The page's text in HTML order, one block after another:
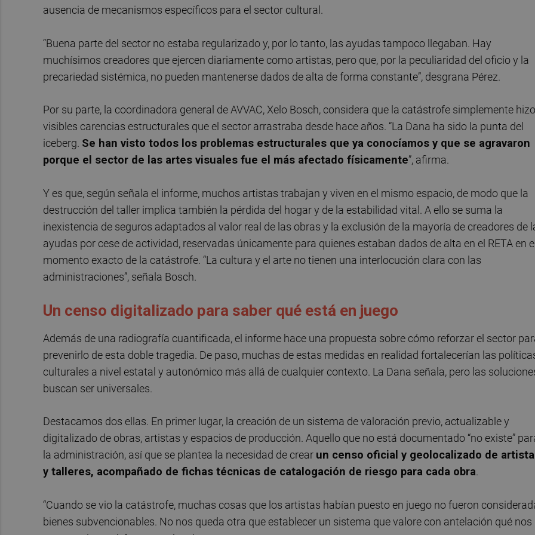
ausencia de mecanismos específicos para el sector cultural.
“Buena parte del sector no estaba regularizado y, por lo tanto, las ayudas tampoco llegaban. Hay
muchísimos creadores que ejercen diariamente como artistas, pero que, por la peculiaridad del oficio y la
precariedad sistémica, no pueden mantenerse dados de alta de forma constante”, desgrana Pérez.
Por su parte, la coordinadora general de AVVAC, Xelo Bosch, considera que la catástrofe simplemente hizo
visibles carencias estructurales que el sector arrastraba desde hace años. “La Dana ha sido la punta del
iceberg. Se han visto todos los problemas estructurales que ya conocíamos y que se agravaron
porque el sector de las artes visuales fue el más afectado físicamente”, afirma.
Y es que, según señala el informe, muchos artistas trabajan y viven en el mismo espacio, de modo que la
destrucción del taller implica también la pérdida del hogar y de la estabilidad vital. A ello se suma la
inexistencia de seguros adaptados al valor real de las obras y la exclusión de la mayoría de creadores de
ayudas por cese de actividad, reservadas únicamente para quienes estaban dados de alta en el RETA en
momento exacto de la catástrofe. “La cultura y el arte no tienen una interlocución clara con las
administraciones”, señala Bosch.
Un censo digitalizado para saber qué está en juego
Además de una radiografía cuantificada, el informe hace una propuesta sobre cómo reforzar el sector
prevenirlo de esta doble tragedia. De paso, muchas de estas medidas en realidad fortalecerían las
culturales a nivel estatal y autonómico más allá de cualquier contexto. La Dana señala, pero las
buscan ser universales.
Destacamos dos ellas. En primer lugar, la creación de un sistema de valoración previo, actualizable y
digitalizado de obras, artistas y espacios de producción. Aquello que no está documentado “no existe”
la administración, así que se plantea la necesidad de crear un censo oficial y geolocalizado de
y talleres, acompañado de fichas técnicas de catalogación de riesgo para cada obra.
“Cuando se vio la catástrofe, muchas cosas que los artistas habían puesto en juego no fueron
bienes subvencionables. No nos queda otra que establecer un sistema que valore con antelación qué nos